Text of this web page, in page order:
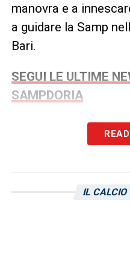
manovra e a
a guidare la Samp
Bari.
SEGUI LE ULTIME
SAMPDORIA
LA PLAYLIST DELLE
IL CALCIO